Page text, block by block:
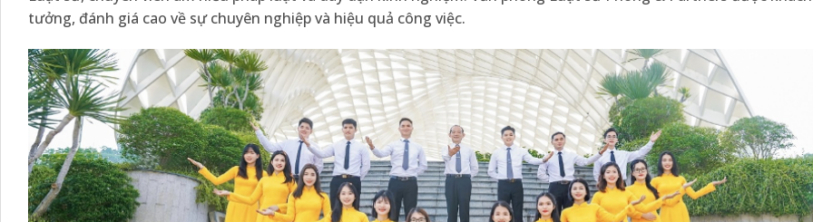
tưởng, đánh giá cao về sự chuyên nghiệp và hiệu quả công việc.